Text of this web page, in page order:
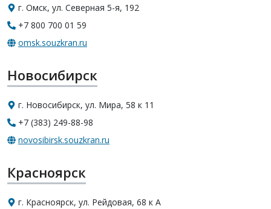
г. Омск, ул. Северная 5-я, 192
+7 800 700 01 59
omsk.souzkran.ru
Новосибирск
г. Новосибирск, ул. Мира, 58 к 11
+7 (383) 249-88-98
novosibirsk.souzkran.ru
Красноярск
г. Красноярск, ул. Рейдовая, 68 к А